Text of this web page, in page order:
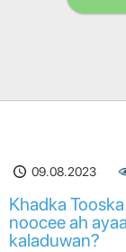
09.08.2023
Khadka
noocee ah
kaladuwan?